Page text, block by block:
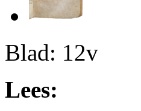
Blad: 12v
Lees: